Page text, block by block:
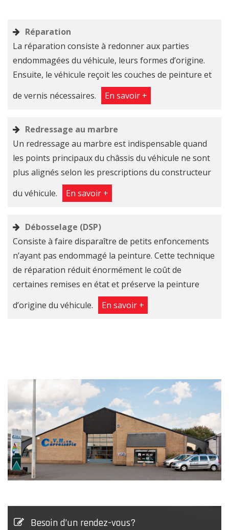
Réparation
La réparation consiste à redonner aux parties
endommagées du véhicule, leurs formes d’origine.
Ensuite, le véhicule reçoit les couches de peinture et
de vernis nécessaires.
En savoir +
Redressage au marbre
Un redressage au marbre est indispensable quand
les points principaux du châssis du véhicule ne sont
plus alignés selon les prescriptions du constructeur
du véhicule.
En savoir +
Débosselage ​(DSP)
Consiste à faire disparaître de petits enfoncements
n’ayant pas endommagé la peinture. Cette technique
de réparation réduit énormément le coût de
certaines remises en état et préserve la peinture
d’origine du véhicule.
En savoir +
Besoin d’un rendez-vous?